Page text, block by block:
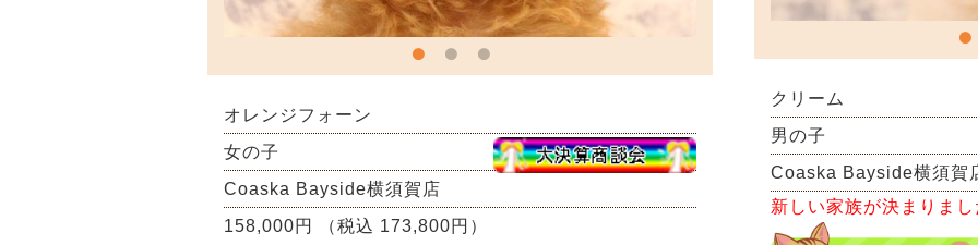
オレンジフォーン
女の子
Coaska Bayside横須賀店
158,000円 （税込 173,800円）
クリーム
男の子
Coaska Bayside横須賀
新しい家族が決まりま